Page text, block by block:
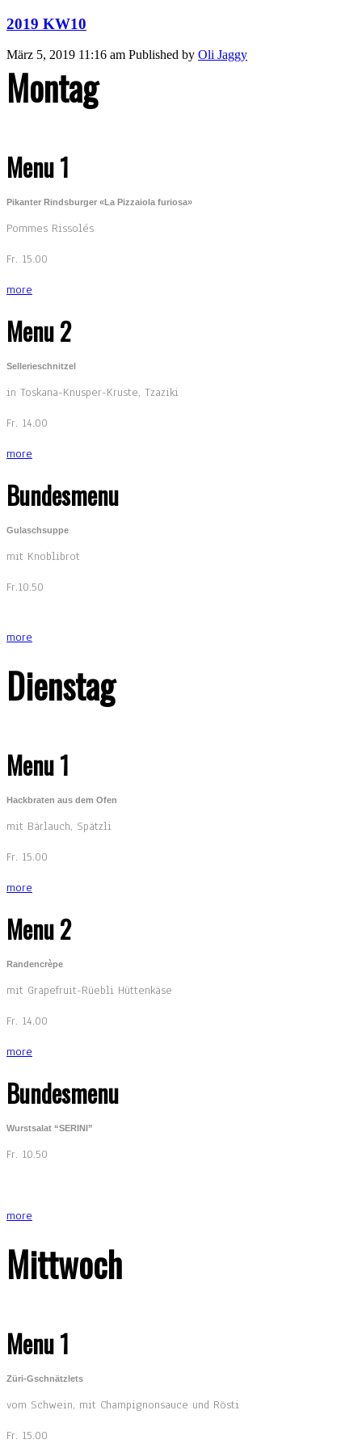
2019 KW10
März 5, 2019 11:16 am Published by Oli Jaggy
Montag
Menu 1
Pikanter Rindsburger «La Pizzaiola furiosa»
Pommes Rissolés
Fr. 15.00
more
Menu 2
Sellerieschnitzel
in Toskana-Knusper-Kruste, Tzaziki
Fr. 14.00
more
Bundesmenu
Gulaschsuppe
mit Knoblibrot
Fr.10.50
more
Dienstag
Menu 1
Hackbraten aus dem Ofen
mit Bärlauch, Spätzli
Fr. 15.00
more
Menu 2
Randencrèpe
mit Grapefruit-Rüebli Hüttenkäse
Fr. 14.00
more
Bundesmenu
Wurstsalat “SERINI”
Fr. 10.50
more
Mittwoch
Menu 1
Züri-Gschnätzlets
vom Schwein, mit Champignonsauce und Rösti
Fr. 15.00